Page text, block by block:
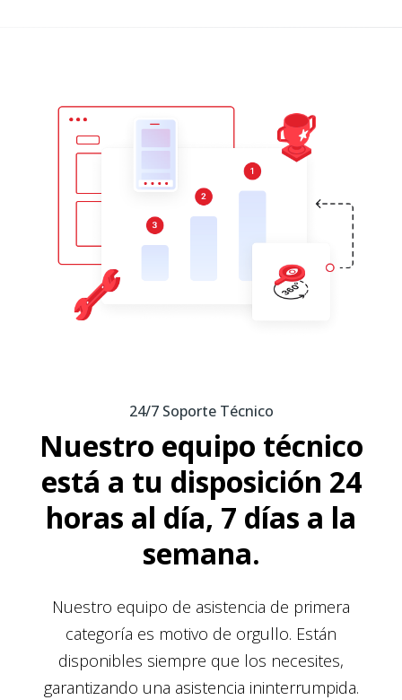
24/7 Soporte Técnico
Nuestro equipo técnico
está a tu disposición 24
horas al día, 7 días a la
semana.
Nuestro equipo de asistencia de primera
categoría es motivo de orgullo. Están
disponibles siempre que los necesites,
garantizando una asistencia ininterrumpida.